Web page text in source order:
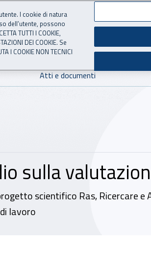
Atti e documenti
sulla
scientifico Ras, Ricercare e
lavoro
I cookie di natura
dell’utente, possono
TUTTI I COOKIE,
DEI COOKIE. Se
I COOKIE NON TECNICI